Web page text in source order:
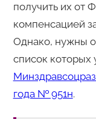
получить их от
компенсацией
Однако, нужны
список которых
года № 951н.